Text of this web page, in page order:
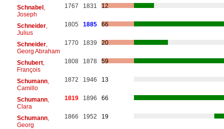
Schnabel,
Joseph
1767 1831 12
Schneider,
Julius
1805 1885 66
Schneider,
Georg Abraham
1770 1839 20
Schubert,
François
1808 1878 59
Schumann,
Camillo
1872 1946 13
Schumann,
Clara
1819 1896 66
Schumann,
Georg
1866 1952 19